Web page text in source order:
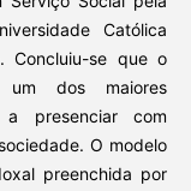
Católica
Concluiu-se que o
um dos maiores
presenciar com
O modelo
preenchida por